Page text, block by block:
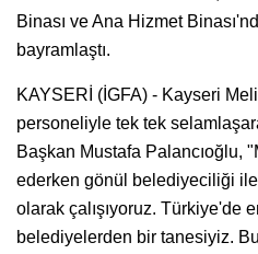
Binası ve Ana Hizmet
bayramlaştı.
KAYSERİ (İGFA) - Kayseri
personeliyle tek tek
Başkan Mustafa Palancıoğlu,
ederken gönül belediyeciliği
olarak çalışıyoruz. Türkiye'de
belediyelerden bir tanesiyiz.